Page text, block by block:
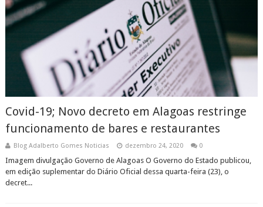
Covid-19; Novo decreto em Alagoas restringe
funcionamento de bares e restaurantes
Blog Adalberto Gomes Noticias dezembro 24, 2020 0
Imagem divulgação Governo de Alagoas O Governo do Estado publicou,
em edição suplementar do Diário Oficial dessa quarta-feira (23), o
decret...